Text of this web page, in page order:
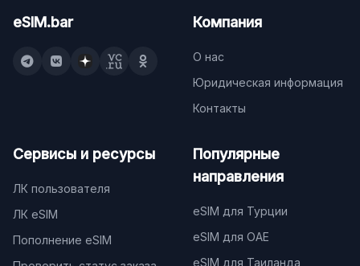
eSIM.bar Компания
О нас
Юридическая информация
Контакты
Сервисы и ресурсы
ЛК пользователя
ЛК eSIM
Пополнение eSIM
Популярные
направления
eSIM для Турции
eSIM для ОАЕ
eSIM для Таиланда